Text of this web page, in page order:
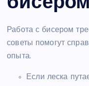
Работа с бисером
советы помогут
опыта.
Если леска